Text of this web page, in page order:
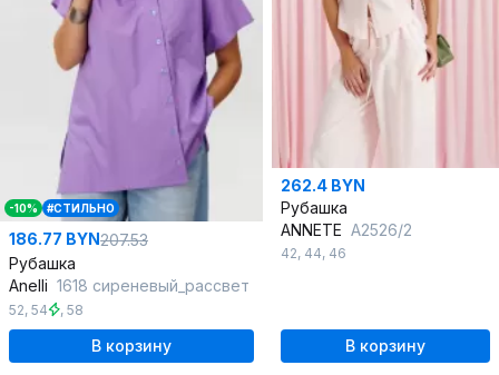
-10% #СТИЛЬНО
186.77 BYN207.53
Рубашка
Anelli 1618 сиреневый_рассвет
52, 54 , 58
В корзину
262.4 BYN
Рубашка
ANNETE A2526/2
42, 44, 46
В корзину